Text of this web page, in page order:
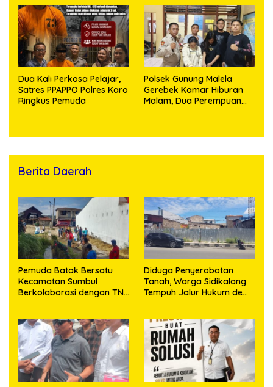
Ditangkap
Puluhan Plastik Klip
Dua Kali Perkosa Pelajar,
Satres PPAPPO Polres Karo
Ringkus Pemuda
Polsek Gunung Malela
Gerebek Kamar Hiburan
Malam, Dua Perempuan
Berita Daerah
Pemuda Batak Bersatu
Kecamatan Sumbul
Berkolaborasi dengan TNI
023/KS dan HUT Ke-81
Kemerdekaan RI
Diduga Penyerobotan
Tanah, Warga Sidikalang
Tempuh Jalur Hukum demi